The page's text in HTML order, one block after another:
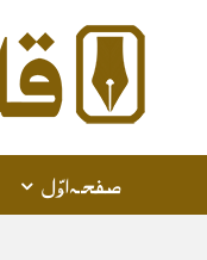
صفحہ اوّل